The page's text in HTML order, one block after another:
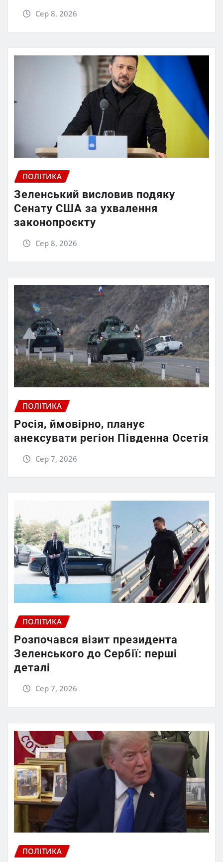
Сер 8, 2026
ПОЛІТИКА
Зеленський висловив подяку
Сенату США за ухвалення
законопроєкту
Сер 8, 2026
ПОЛІТИКА
Росія, ймовірно, планує
анексувати регіон Південна Осетія
Сер 7, 2026
ПОЛІТИКА
Розпочався візит президента
Зеленського до Сербії: перші
деталі
Сер 7, 2026
ПОЛІТИКА